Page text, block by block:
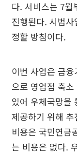
다. 서비스는 7월
진행된다. 시범
정할 방침이다.
이번 사업은 금
으로 영업점 축
있어 우체국망을
제공하기 위해
비용은 국민연금
는 비용은 없다.